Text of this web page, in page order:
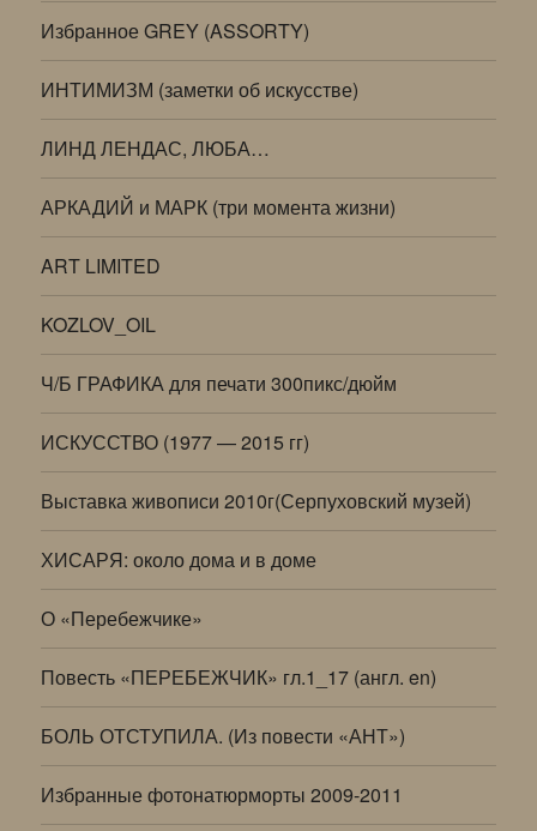
Избранное GREY (ASSORTY)
ИНТИМИЗМ (заметки об искусстве)
ЛИНД ЛЕНДАС, ЛЮБА…
АРКАДИЙ и МАРК (три момента жизни)
ART LIMITED
KOZLOV_OIL
Ч/Б ГРАФИКА для печати 300пикс/дюйм
ИСКУССТВО (1977 — 2015 гг)
Выставка живописи 2010г(Серпуховский музей)
ХИСАРЯ: около дома и в доме
О «Перебежчике»
Повесть «ПЕРЕБЕЖЧИК» гл.1_17 (англ. en)
БОЛЬ ОТСТУПИЛА. (Из повести «АНТ»)
Избранные фотонатюрморты 2009-2011